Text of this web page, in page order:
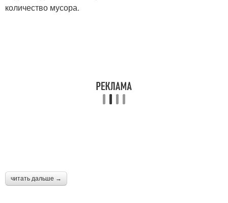
количество мусора.
читать дальше →